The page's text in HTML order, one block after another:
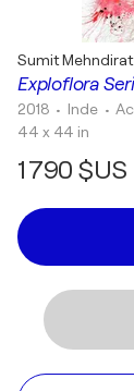
Exploflora
Sumit
2018 • Inde •
44 x 44 in
1 790 $US